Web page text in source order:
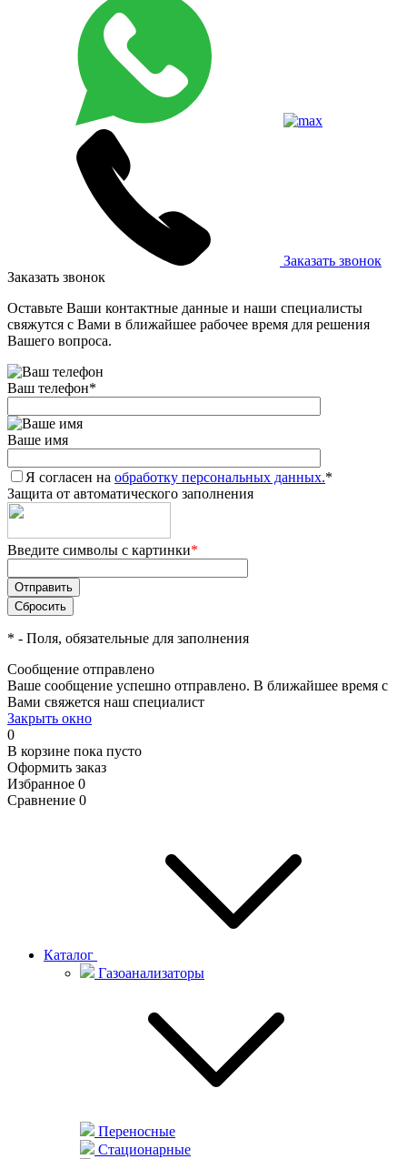
Заказать звонок
Заказать звонок
Оставьте Ваши контактные данные и наши специалисты
свяжутся с Вами в ближайшее рабочее время для решения
Вашего вопроса.
Ваш телефон*
Ваше имя
Я согласен на обработку персональных данных.*
Защита от автоматического заполнения
Введите символы с картинки*
* - Поля, обязательные для заполнения
Сообщение отправлено
Ваше сообщение успешно отправлено. В ближайшее время с
Вами свяжется наш специалист
Закрыть окно
0
В корзине пока пусто
Оформить заказ
Избранное 0
Сравнение 0
Каталог
Газоанализаторы
Переносные
Стационарные